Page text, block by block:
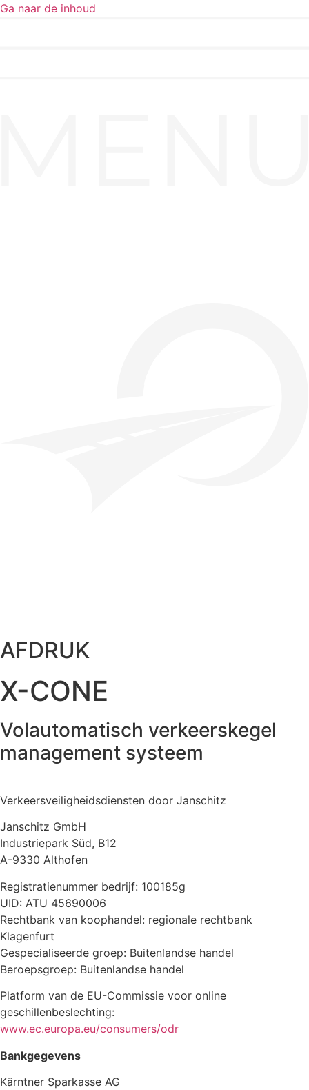
Ga naar de inhoud
AFDRUK
X-CONE
Volautomatisch verkeerskegel
management systeem
Verkeersveiligheidsdiensten door Janschitz
Janschitz GmbH
Industriepark Süd, B12
A-9330 Althofen
Registratienummer bedrijf: 100185g
UID: ATU 45690006
Rechtbank van koophandel: regionale rechtbank
Klagenfurt
Gespecialiseerde groep: Buitenlandse handel
Beroepsgroep: Buitenlandse handel
Platform van de EU-Commissie voor online
geschillenbeslechting:
www.ec.europa.eu/consumers/odr
Bankgegevens
Kärntner Sparkasse AG